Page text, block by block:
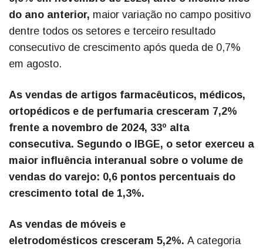
do ano anterior, maior variação no campo positivo
dentre todos os setores e terceiro resultado
consecutivo de crescimento após queda de 0,7%
em agosto.
As vendas de artigos farmacêuticos, médicos,
ortopédicos e de perfumaria cresceram 7,2%
frente a novembro de 2024, 33º alta
consecutiva. Segundo o IBGE, o setor exerceu a
maior influência interanual sobre o volume de
vendas do varejo: 0,6 pontos percentuais do
crescimento total de 1,3%.
As vendas de móveis e
eletrodomésticos cresceram 5,2%. A categoria